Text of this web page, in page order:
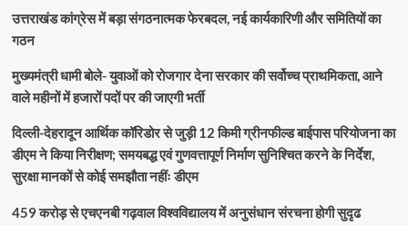
उत्तराखंड कांग्रेस में बड़ा संगठनात्मक फेरबदल, नई कार्यकारिणी और समितियों का
गठन
मुख्यमंत्री धामी बोले- युवाओं को रोजगार देना सरकार की सर्वोच्च प्राथमिकता, आने
वाले महीनों में हजारों पदों पर की जाएगी भर्ती
दिल्ली-देहरादून आर्थिक कॉरिडोर से जुड़ी 12 किमी ग्रीनफील्ड बाईपास परियोजना का
डीएम ने किया निरीक्षण; समयबद्ध एवं गुणवत्तापूर्ण निर्माण सुनिश्चित करने के निर्देश,
सुरक्षा मानकों से कोई समझौता नहींः डीएम
459 करोड़ से एचएनबी गढ़वाल विश्वविद्यालय में अनुसंधान संरचना होगी सुदृढ